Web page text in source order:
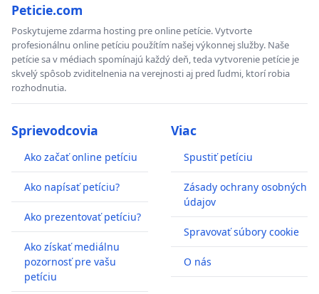
Peticie.com
Poskytujeme zdarma hosting pre online petície. Vytvorte
profesionálnu online petíciu použítím našej výkonnej služby. Naše
petície sa v médiach spomínajú každý deň, teda vytvorenie petície je
skvelý spôsob zviditelnenia na verejnosti aj pred ľudmi, ktorí robia
rozhodnutia.
Sprievodcovia
Ako začať online petíciu
Ako napísať petíciu?
Ako prezentovať petíciu?
Ako získať mediálnu
pozornosť pre vašu
petíciu
Viac
Spustiť petíciu
Zásady ochrany osobných
údajov
Spravovať súbory cookie
O nás